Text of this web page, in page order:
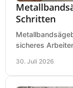
Schritten
sicheres
30. Juli 2026